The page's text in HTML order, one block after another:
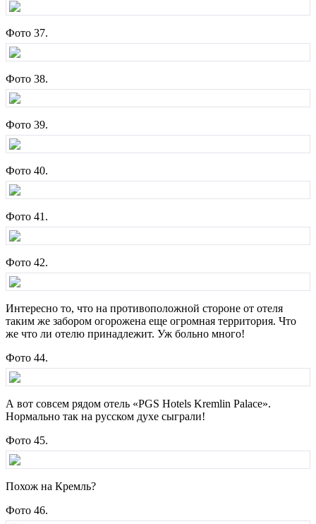
Фото 37.
Фото 38.
Фото 39.
Фото 40.
Фото 41.
Фото 42.
Интересно то, что на противоположной стороне от отеля
таким же забором огорожена еще огромная территория. Что
же что ли отелю принадлежит. Уж больно много!
Фото 44.
А вот совсем рядом отель «PGS Hotels Kremlin Palace».
Нормально так на русском духе сыграли!
Фото 45.
Похож на Кремль?
Фото 46.